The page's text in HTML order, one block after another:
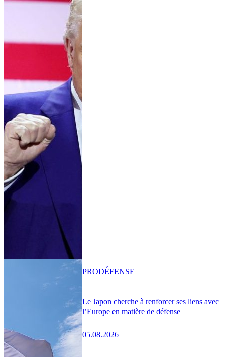
Le Japon cherche à renforcer ses liens avec
l’Europe en matière de défense
05.08.2026
PRODÉFENSE